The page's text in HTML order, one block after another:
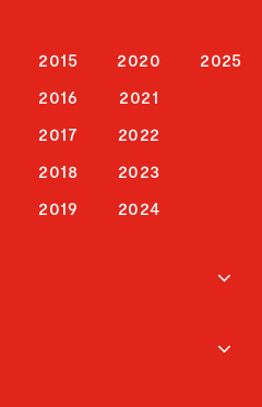
2015
2016
2017
2018
2019
2020
2021
2022
2023
2024
2025